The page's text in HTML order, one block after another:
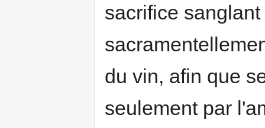
sacrifice
du vin, afin que
seulement par